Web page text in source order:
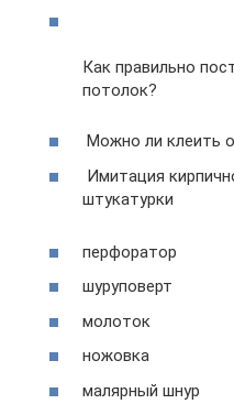
Как правильно
потолок?
Можно ли клеить
Имитация
штукатурки
перфоратор
шуруповерт
молоток
ножовка
малярный шнур